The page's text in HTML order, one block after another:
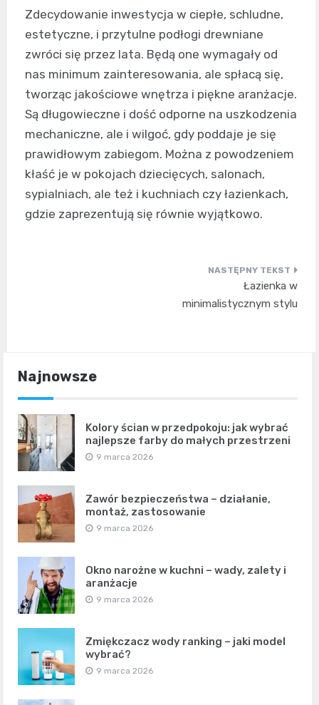
Zdecydowanie inwestycja w ciepłe, schludne,
estetyczne, i przytulne podłogi drewniane
zwróci się przez lata. Będą one wymagały od
nas minimum zainteresowania, ale spłacą się,
tworząc jakościowe wnętrza i piękne aranżacje.
Są długowieczne i dość odporne na uszkodzenia
mechaniczne, ale i wilgoć, gdy poddaje je się
prawidłowym zabiegom. Można z powodzeniem
kłaść je w pokojach dziecięcych, salonach,
sypialniach, ale też i kuchniach czy łazienkach,
gdzie zaprezentują się równie wyjątkowo.
Łazienka w
minimalistycznym stylu
Najnowsze
Kolory ścian w przedpokoju: jak wybrać
najlepsze farby do małych przestrzeni
9 marca 2026
Zawór bezpieczeństwa – działanie,
montaż, zastosowanie
9 marca 2026
Okno narożne w kuchni – wady, zalety i
aranżacje
9 marca 2026
Zmiękczacz wody ranking – jaki model
wybrać?
9 marca 2026